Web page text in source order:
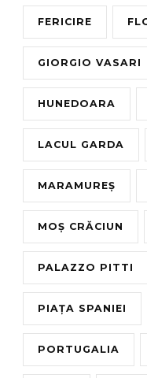
FERICIRE
GIORGIO VASARI
HUNEDOARA
LACUL GARDA
MARAMUREȘ
MOȘ CRĂCIUN
PALAZZO PITTI
PIAȚA SPANIEI
PORTUGALIA